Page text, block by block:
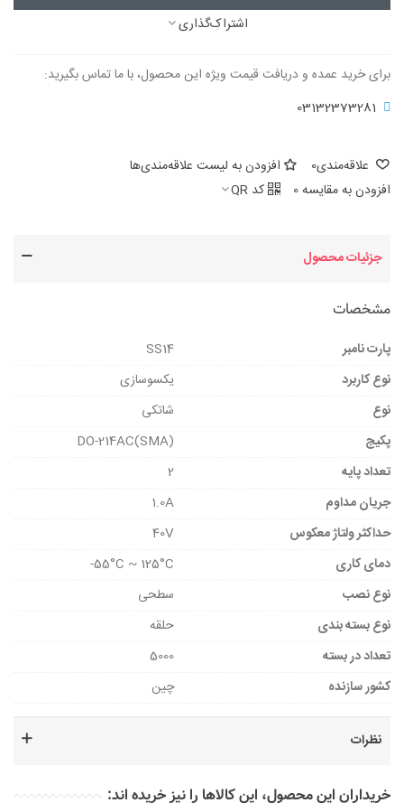
اشتراک‌گذاری
برای خرید عمده و دریافت قیمت ویژه این محصول، با ما تماس بگیرید:
03132373281
علاقه‌مندی0
افزودن به لیست علاقه‌مندی‌ها
افزودن به مقایسه0 کد QR
جزئیات محصول
مشخصات
پارت نامبر
SS14
نوع کاربرد
یکسوسازی
نوع
شاتکی
پکیج
(DO-214AC(SMA
تعداد پایه
2
جریان مداوم
1.0A
حداکثر ولتاژ معکوس
40V
دمای کاری
55°C ~ 125°C-
نوع نصب
سطحی
نوع بسته بندی
حلقه
تعداد در بسته
5000
کشور سازنده
چین
نظرات
خریداران این محصول، این کالاها را نیز خریده اند: